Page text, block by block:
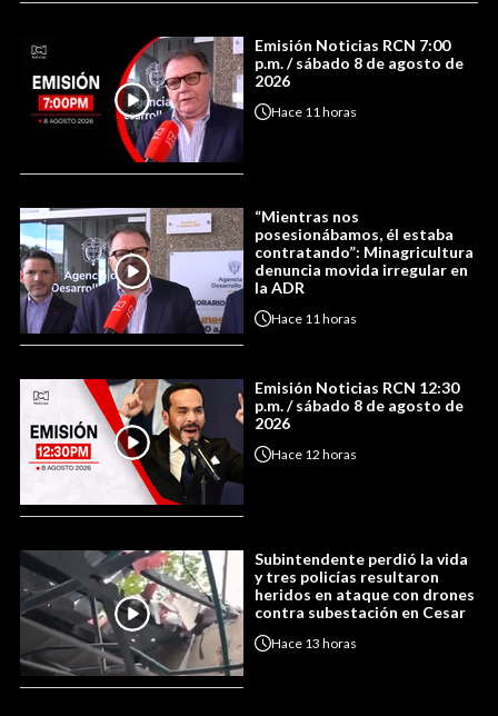
Emisión Noticias RCN 7:00
p.m. / sábado 8 de agosto de
2026
Hace 11 horas
“Mientras nos
posesionábamos, él estaba
contratando”: Minagricultura
denuncia movida irregular en
la ADR
Hace 11 horas
Emisión Noticias RCN 12:30
p.m. / sábado 8 de agosto de
2026
Hace 12 horas
Subintendente perdió la vida
y tres policías resultaron
heridos en ataque con drones
contra subestación en Cesar
Hace 13 horas